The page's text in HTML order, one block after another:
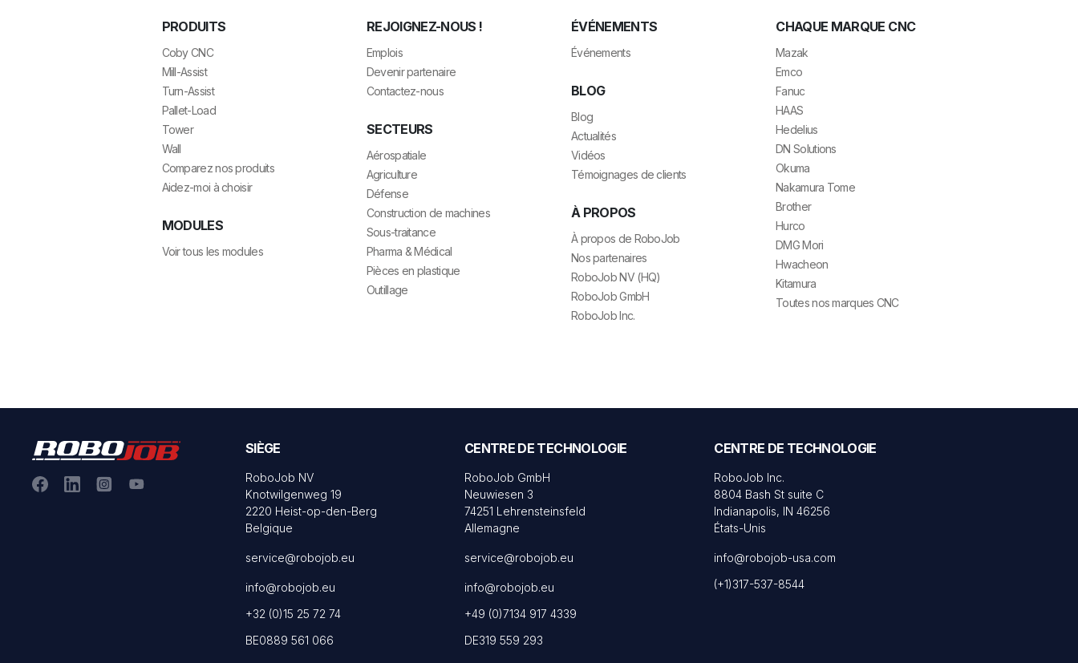
PRODUITS
Coby CNC
Mill-Assist
Turn-Assist
Pallet-Load
Tower
Wall
Comparez nos produits
Aidez-moi à choisir
MODULES
Voir tous les modules
REJOIGNEZ-NOUS !
Emplois
Devenir partenaire
Contactez-nous
SECTEURS
Aérospatiale
Agriculture
Défense
Construction de machines
Sous-traitance
Pharma & Médical
Pièces en plastique
Outillage
ÉVÉNEMENTS
Événements
BLOG
Blog
Actualités
Vidéos
Témoignages de clients
À PROPOS
À propos de RoboJob
Nos partenaires
RoboJob NV (HQ)
RoboJob GmbH
RoboJob Inc.
CHAQUE MARQUE CNC
Mazak
Emco
Fanuc
HAAS
Hedelius
DN Solutions
Okuma
Nakamura Tome
Brother
Hurco
DMG Mori
Hwacheon
Kitamura
Toutes nos marques CNC
SIÈGE
RoboJob NV
Knotwilgenweg 19
2220 Heist-op-den-Berg
Belgique
service@robojob.eu
info@robojob.eu
+32 (0)15 25 72 74
BE0889 561 066
CENTRE DE TECHNOLOGIE
RoboJob GmbH
Neuwiesen 3
74251 Lehrensteinsfeld
Allemagne
service@robojob.eu
info@robojob.eu
+49 (0)7134 917 4339
DE319 559 293
CENTRE DE TECHNOLOGIE
RoboJob Inc.
8804 Bash St suite C
Indianapolis, IN 46256
États-Unis
info@robojob-usa.com
(+1)317-537-8544